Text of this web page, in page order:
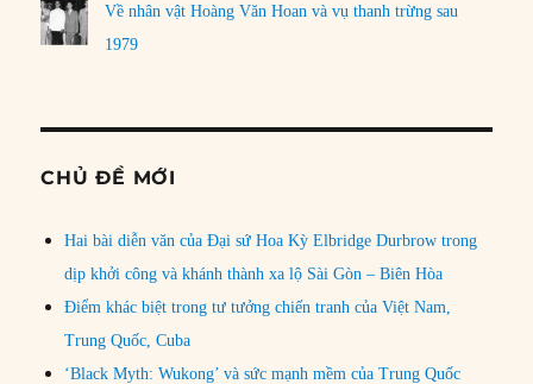
Về nhân vật Hoàng Văn Hoan và vụ thanh trừng sau
1979
CHỦ ĐỀ MỚI
Hai bài diễn văn của Đại sứ Hoa Kỳ Elbridge Durbrow trong
dịp khởi công và khánh thành xa lộ Sài Gòn – Biên Hòa
Điểm khác biệt trong tư tưởng chiến tranh của Việt Nam,
Trung Quốc, Cuba
‘Black Myth: Wukong’ và sức mạnh mềm của Trung Quốc